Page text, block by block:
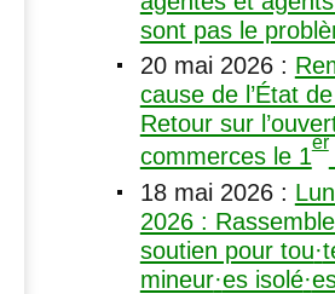
sont pas le
20 mai 2026:
cause de l’État
Retour sur
commerces le 1
er
18 mai 2026:
2026 :
soutien pour tou·
mineur·es isolé·